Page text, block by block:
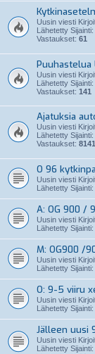
Uusin viesti
Lähetetty Sijainti:
Vastaukset: 61
Puuhastelua
Uusin viesti
Lähetetty Sijainti:
Vastaukset: 141
Ajatuksia
Uusin viesti
Lähetetty Sijainti:
Vastaukset: 8141
O 96
Uusin viesti
Lähetetty Sijainti:
A: OG 900 /
Uusin viesti
Lähetetty Sijainti:
M: OG900 /
Uusin viesti
Lähetetty Sijainti:
O: 9-5 viiru
Uusin viesti
Lähetetty Sijainti:
Jälleen uusi
Uusin viesti
Lähetetty Sijainti: